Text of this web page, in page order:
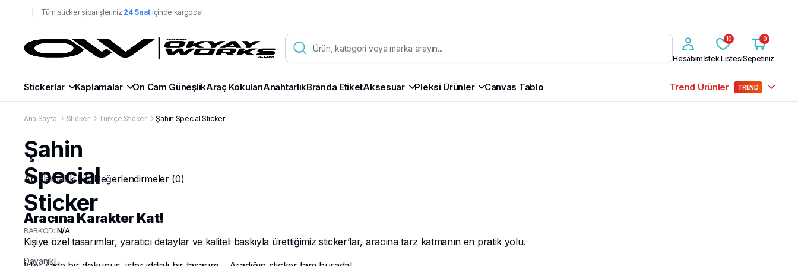
Tüm sticker siparişleriniz 24 Saat içinde kargoda!
Hesabım
10
İstek Listesi
0
Sepetiniz
Stickerlar Kaplamalar Ön Cam GüneşlikAraç KokularıAnahtarlıkBranda EtiketAksesuar Pleksi Ürünler Canvas Tablo Trend Ürünler TREND
Ana Sayfa Sticker Türkçe Sticker Şahin Special Sticker
Şahin
Special
Sticker
BARKOD: N/A
Dayanıklı,
AçıklamaEk bilgi Değerlendirmeler (0)
Aracına Karakter Kat!
Kişiye özel tasarımlar, yaratıcı detaylar ve kaliteli baskıyla ürettiğimiz sticker’lar, aracına tarz katmanın en pratik yolu.